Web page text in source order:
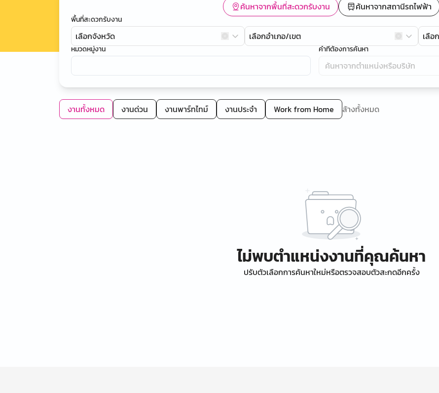
ค้นหาจากพื้นที่สะดวกรับงาน ค้นหาจากสถานีรถไฟฟ้า
พื้นที่สะดวกรับงาน
เลือกจังหวัด เลือกอำเภอ/เขต เลือ
หมวดหมู่งาน คำที่ต้องการค้นหา
งานทั้งหมด งานด่วน งานพาร์ทไทม์ งานประจำ Work from Home ล้างทั้งหมด
ไม่พบตำแหน่งงานที่คุณค้นหา
ปรับตัวเลือกการค้นหาใหม่หรือตรวจสอบตัวสะกดอีกครั้ง